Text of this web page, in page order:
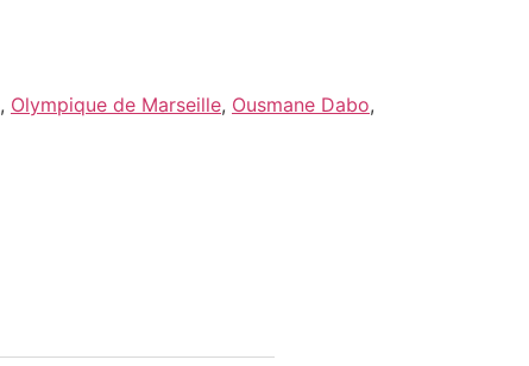
, Olympique de Marseille, Ousmane Dabo,